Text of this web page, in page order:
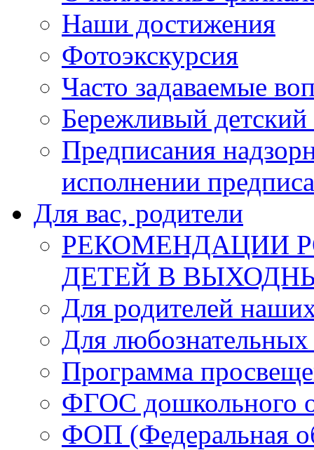
Наши достижения
Фотоэкскурсия
Часто задаваемые
Бережливый детский
Предписания
исполнении
Для вас, родители
РЕКОМЕНДАЦИИ
ДЕТЕЙ В
Для родителей
Для любознательных
Программа
ФГОС дошкольного
ФОП (Федеральная